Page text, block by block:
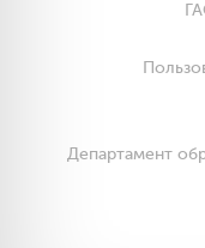
Департамент